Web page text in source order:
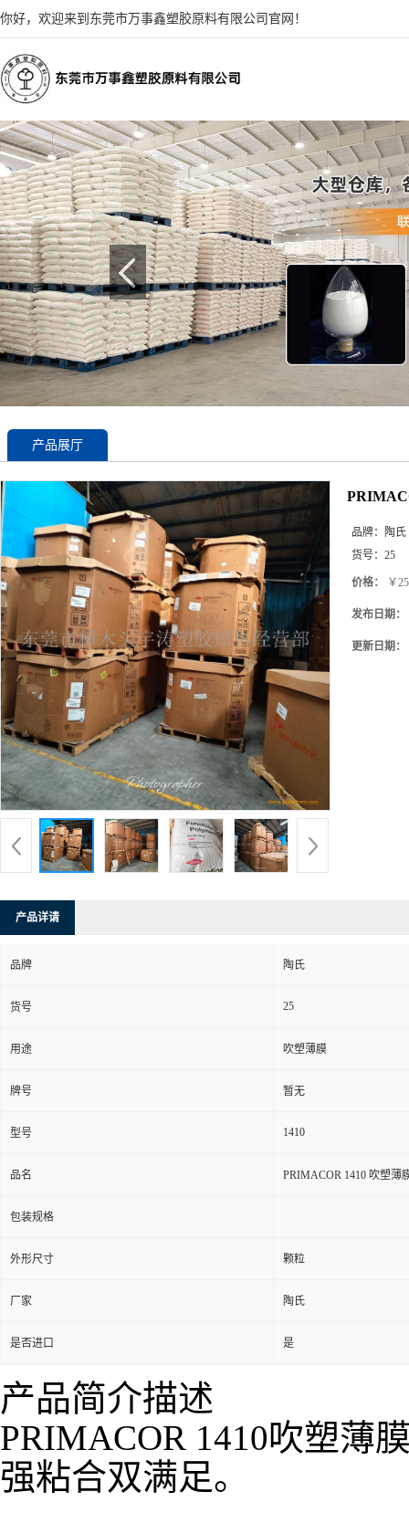
你好，欢迎来到东莞市万事鑫塑胶原料有限公司官网！
产品展厅
品牌：
陶氏
货号： 25
价格： ￥
发布日期：
更新日期：
产品详请
品牌 陶氏
货号 25
用途 吹塑薄膜
牌号 暂无
型号 1410
品名 PRIMACOR 1410 吹塑薄
包装规格
外形尺寸 颗粒
厂家 陶氏
是否进口 是
产品简介描述
PRIMACOR 1410吹塑薄
强粘合双满足。